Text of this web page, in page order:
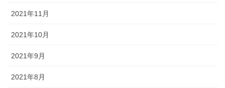
2021年11月
2021年10月
2021年9月
2021年8月